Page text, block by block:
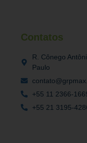
Contatos
R. Cônego
Paulo
+55 11 2366-
+55 21 3195-